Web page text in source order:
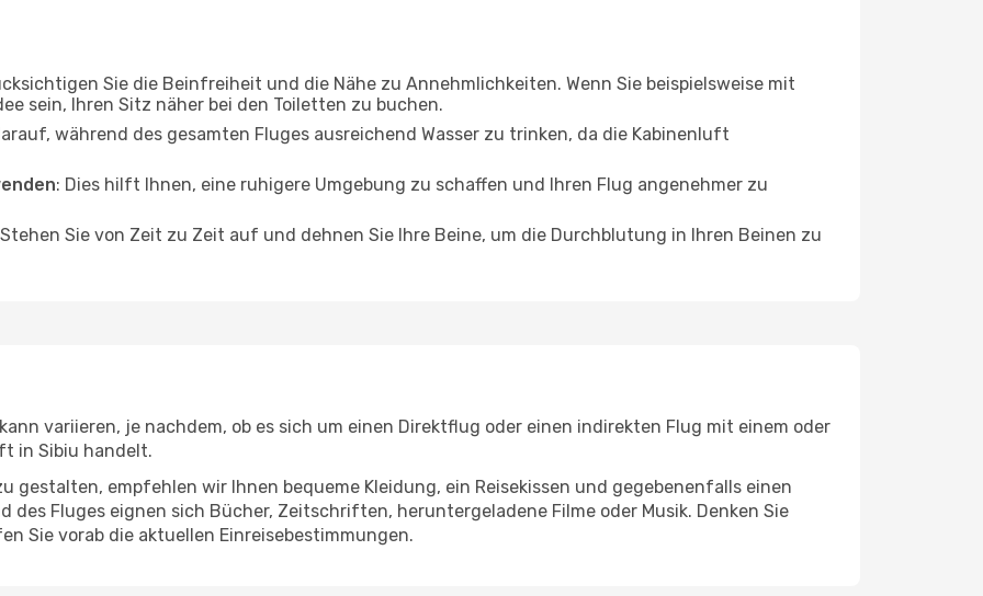
Sie die Beinfreiheit und die Nähe zu Annehmlichkeiten. Wenn Sie beispielsweise mit
sein, Ihren Sitz näher bei den Toiletten zu buchen.
während des gesamten Fluges ausreichend Wasser zu trinken, da die Kabinenluft
: Dies hilft Ihnen, eine ruhigere Umgebung zu schaffen und Ihren Flug angenehmer zu
Sie von Zeit zu Zeit auf und dehnen Sie Ihre Beine, um die Durchblutung in Ihren Beinen zu
variieren, je nachdem, ob es sich um einen Direktflug oder einen indirekten Flug mit einem oder
in Sibiu handelt.
gestalten, empfehlen wir Ihnen bequeme Kleidung, ein Reisekissen und gegebenenfalls einen
Fluges eignen sich Bücher, Zeitschriften, heruntergeladene Filme oder Musik. Denken Sie
Sie vorab die aktuellen Einreisebestimmungen.